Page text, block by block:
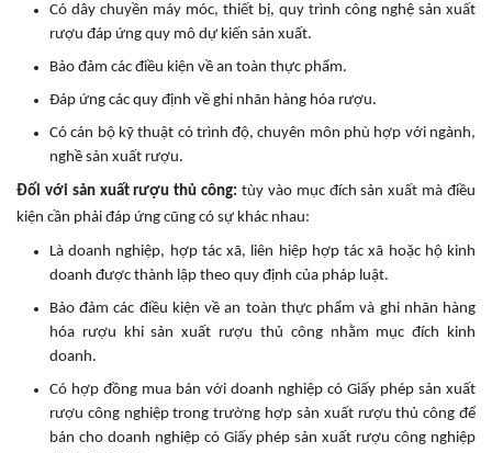
Có dây chuyền máy móc, thiết bị, quy trình công nghệ sản xuất
rượu đáp ứng quy mô dự kiến sản xuất.
Bảo đảm các điều kiện về an toàn thực phẩm.
Đáp ứng các quy định về ghi nhãn hàng hóa rượu.
Có cán bộ kỹ thuật có trình độ, chuyên môn phù hợp với ngành,
nghề sản xuất rượu.
Đối với sản xuất rượu thủ công: tùy vào mục đích sản xuất mà điều
kiện cần phải đáp ứng cũng có sự khác nhau:
Là doanh nghiệp, hợp tác xã, liên hiệp hợp tác xã hoặc hộ kinh
doanh được thành lập theo quy định của pháp luật.
Bảo đảm các điều kiện về an toàn thực phẩm và ghi nhãn hàng
hóa rượu khi sản xuất rượu thủ công nhằm mục đích kinh
doanh.
Có hợp đồng mua bán với doanh nghiệp có Giấy phép sản xuất
rượu công nghiệp trong trường hợp sản xuất rượu thủ công để
bán cho doanh nghiệp có Giấy phép sản xuất rượu công nghiệp